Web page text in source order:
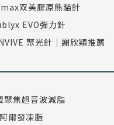
双美膠原熊貓針
EVO彈力針
聚光針｜謝欣穎推薦
焦超音波減脂
爾發凍脂